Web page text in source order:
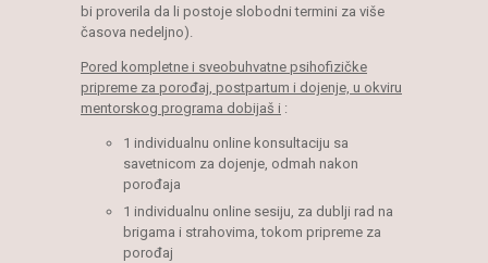
bi proverila da li postoje slobodni termini za više
časova nedeljno).
Pored kompletne i sveobuhvatne psihofizičke
pripreme za porođaj, postpartum i dojenje, u okviru
mentorskog programa dobijaš i :
1 individualnu online konsultaciju sa
savetnicom za dojenje, odmah nakon
porođaja
1 individualnu online sesiju, za dublji rad na
brigama i strahovima, tokom pripreme za
porođaj